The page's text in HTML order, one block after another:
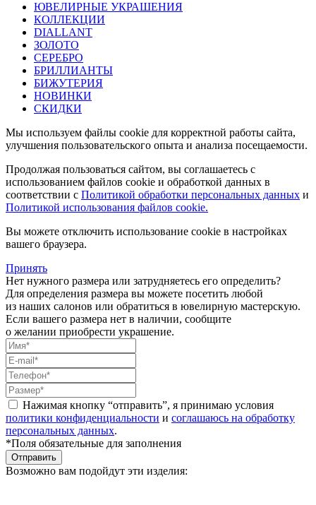
ЮВЕЛИРНЫЕ УКРАШЕНИЯ
КОЛЛЕКЦИИ
DIALLANT
ЗОЛОТО
СЕРЕБРО
БРИЛЛИАНТЫ
БИЖУТЕРИЯ
НОВИНКИ
СКИДКИ
Мы используем файлы cookie для корректной работы сайта,
улучшения пользовательского опыта и анализа посещаемости.
Продолжая пользоваться сайтом, вы соглашаетесь с
использованием файлов cookie и обработкой данных в
соответствии с Политикой обработки персональных данных и
Политикой использования файлов cookie.
Вы можете отключить использование cookie в настройках
вашего браузера.
Принять
Нет нужного размера или затрудняетесь его определить?
Для определения размера вы можете посетить любой
из наших салонов или обратиться в ювелирную мастерскую.
Если вашего размера нет в наличии, сообщите
о желании приобрести украшение.
Нажимая кнопку “отправить”, я принимаю условия
политики конфиденциальности и соглашаюсь на обработку
персональных данных.
*Поля обязательные для заполнения
Отправить
Возможно вам подойдут эти изделия: